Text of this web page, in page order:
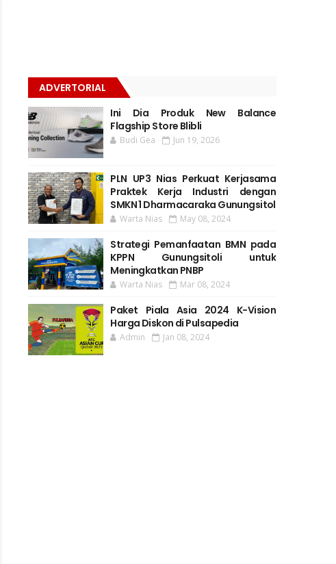
ADVERTORIAL
Ini Dia Produk New Balance
Flagship Store Blibli
Budi Gea Jun 19, 2026
PLN UP3 Nias Perkuat Kerjasama
Praktek Kerja Industri dengan
SMKN 1 Dharmacaraka Gunungsitol
Warta Nias May 08, 2024
Strategi Pemanfaatan BMN pada
KPPN Gunungsitoli untuk
Meningkatkan PNBP
Warta Nias Mar 08, 2024
Paket Piala Asia 2024 K-Vision
Harga Diskon di Pulsapedia
Admin Jan 08, 2024